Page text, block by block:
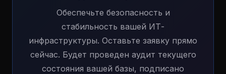
Обеспечьте безопасность и
стабильность вашей ИТ-
инфраструктуры. Оставьте заявку прямо
сейчас. Будет проведен аудит текущего
состояния вашей базы, подписано